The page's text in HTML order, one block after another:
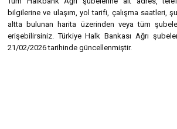
bilgilerine ve ulaşım, yol tarifi, çalışma saatleri,
altta bulunan harita üzerinden veya tüm
erişebilirsiniz. Türkiye Halk Bankası Ağrı
21/02/2026 tarihinde güncellenmiştir.